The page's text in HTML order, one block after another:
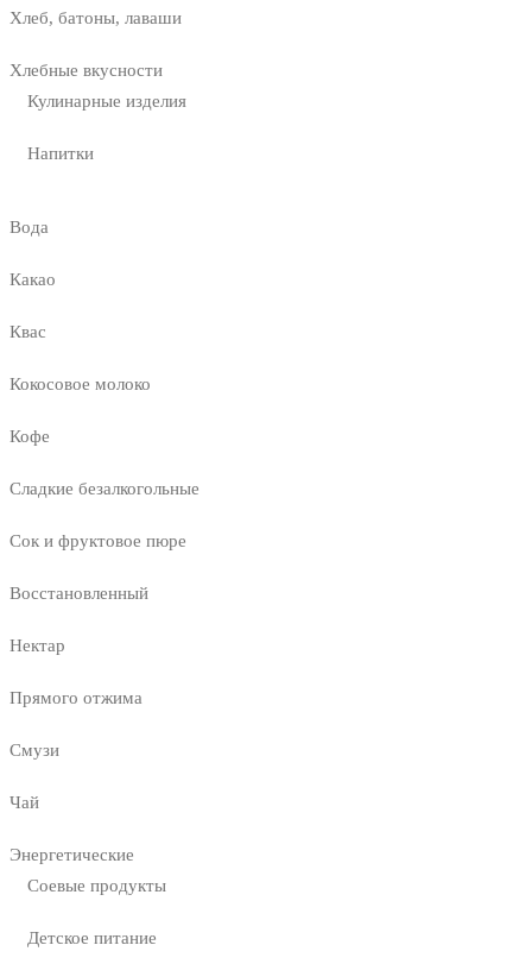
Хлеб, батоны, лаваши
Хлебные вкусности
Кулинарные изделия
Напитки
Вода
Какао
Квас
Кокосовое молоко
Кофе
Сладкие безалкогольные
Сок и фруктовое пюре
Восстановленный
Нектар
Прямого отжима
Смузи
Чай
Энергетические
Соевые продукты
Детское питание